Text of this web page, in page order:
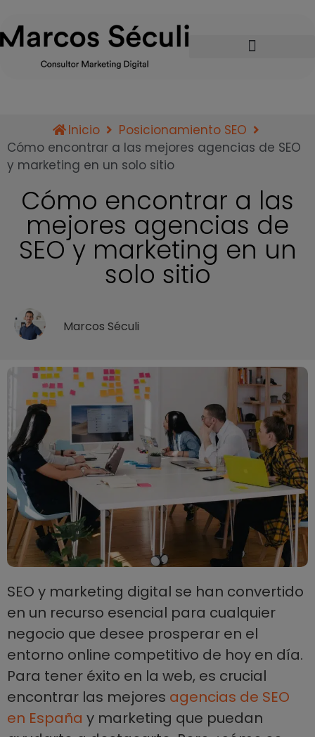
Inicio
Posicionamiento SEO
Cómo encontrar a las mejores agencias de SEO
y marketing en un solo sitio
Cómo encontrar a las
mejores agencias de
SEO y marketing en un
solo sitio
Marcos Séculi
SEO y marketing digital se han convertido
en un recurso esencial para cualquier
negocio que desee prosperar en el
entorno online competitivo de hoy en día.
Para tener éxito en la web, es crucial
encontrar las mejores agencias de SEO
en España y marketing que puedan